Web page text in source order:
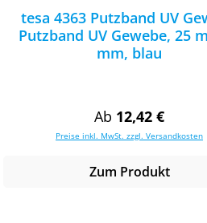
tesa 4363 Putzband UV
Putzband UV Gewebe, 25
mm, blau
Regulärer Preis:
Ab 12,42 €
Preise inkl. MwSt. zzgl. Versandkosten
Zum Produkt